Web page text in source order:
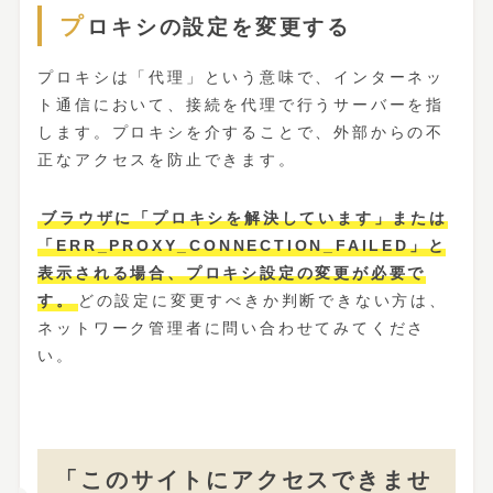
プロキシの設定を変更する
プロキシは「代理」という意味で、インターネッ
ト通信において、接続を代理で行うサーバーを指
します。プロキシを介することで、外部からの不
正なアクセスを防止できます。
ブラウザに「プロキシを解決しています」または
「ERR_PROXY_CONNECTION_FAILED」と
表示される場合、プロキシ設定の変更が必要で
す。どの設定に変更すべきか判断できない方は、
ネットワーク管理者に問い合わせてみてくださ
い。
「このサイトにアクセスできませ